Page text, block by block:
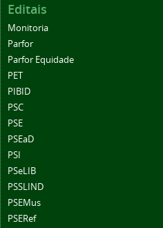
Editais
Monitoria
Parfor
Parfor Equidade
PET
PIBID
PSC
PSE
PSEaD
PSI
PSeLIB
PSSLIND
PSEMus
PSERef